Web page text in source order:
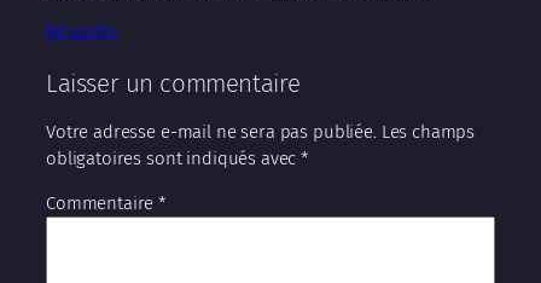
Répondre
Laisser un commentaire
Votre adresse e-mail ne sera pas publiée. Les champs
obligatoires sont indiqués avec*
Commentaire*